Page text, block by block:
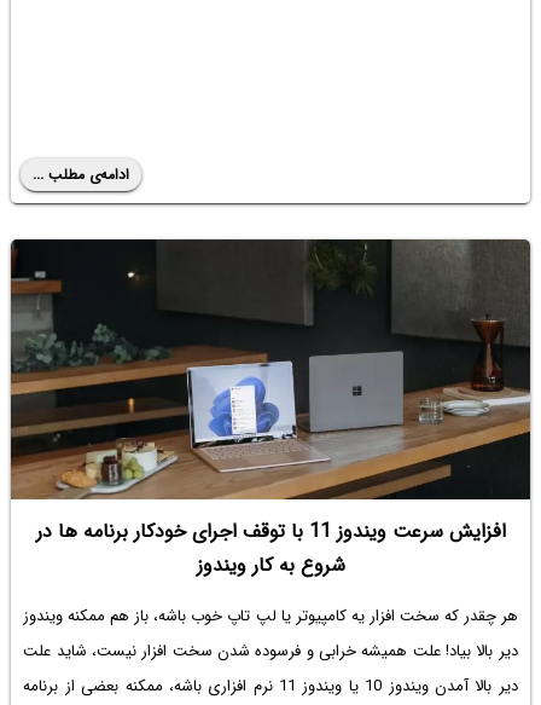
ادامه‌ی مطلب ...
افزایش سرعت ویندوز 11 با توقف اجرای خودکار برنامه ها در
شروع به کار ویندوز
هر چقدر که سخت افزار یه کامپیوتر یا لپ تاپ خوب باشه، باز هم ممکنه ویندوز
دیر بالا بیاد! علت همیشه خرابی و فرسوده شدن سخت افزار نیست، شاید علت
دیر بالا آمدن ویندوز 10 یا ویندوز 11 نرم افزاری باشه، ممکنه بعضی از برنامه